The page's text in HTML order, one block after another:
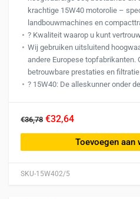
SKU-15W402/5
krachtige 15W40 motorolie –
landbouwmachines en
?️ Kwaliteit waarop u kunt
Wij gebruiken uitsluitend
andere Europese topfabrikanten.
betrouwbare prestaties en
?️ 15W40: De alleskunner onder
€36,78 €32,64
Toevoegen aan